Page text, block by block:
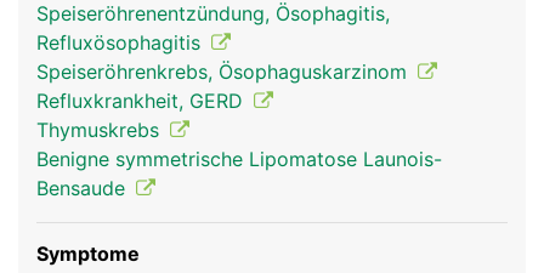
Speiseröhrenentzündung, Ösophagitis,
Refluxösophagitis
Speiseröhrenkrebs, Ösophaguskarzinom
Refluxkrankheit, GERD
Thymuskrebs
Benigne symmetrische Lipomatose Launois-
Bensaude
Symptome